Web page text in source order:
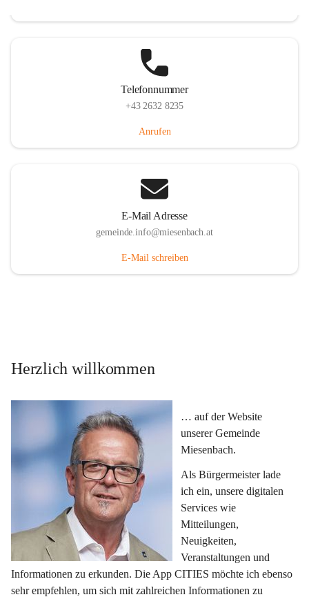
Telefonnummer
+43 2632 8235
Anrufen
E-Mail Adresse
gemeinde.info@miesenbach.at
E-Mail schreiben
Herzlich willkommen
… auf der Website
unserer Gemeinde
Miesenbach.
Als Bürgermeister lade
ich ein, unsere digitalen
Services wie
Mitteilungen,
Neuigkeiten,
Veranstaltungen und
Informationen zu erkunden. Die App CITIES möchte ich ebenso
sehr empfehlen, um sich mit zahlreichen Informationen zu